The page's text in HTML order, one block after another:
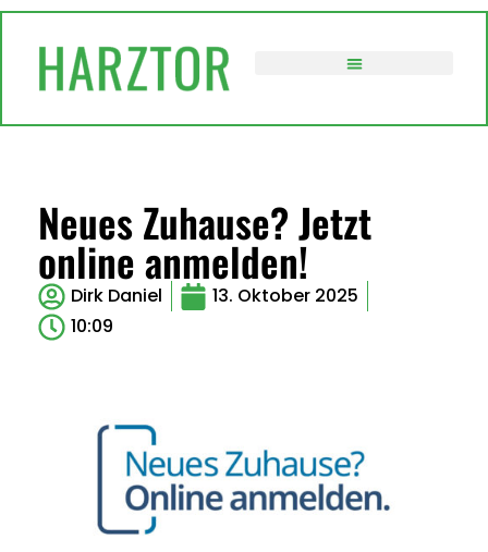
Neues Zuhause? Jetzt
online anmelden!
Dirk Daniel
13. Oktober 2025
10:09